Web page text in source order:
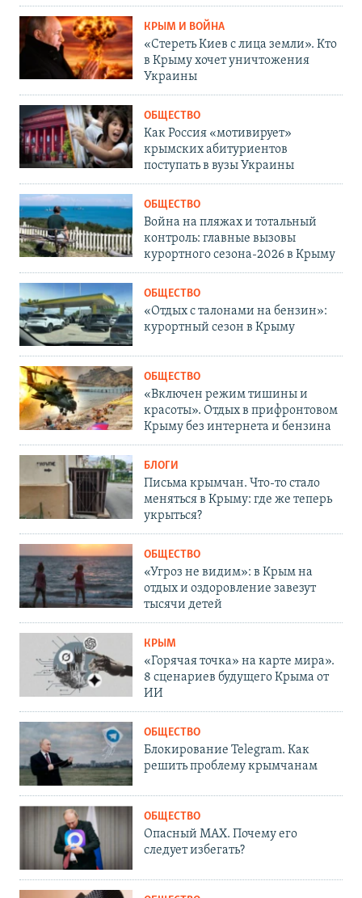
КРЫМ И ВОЙНА
«Стереть Киев с лица земли». Кто
в Крыму хочет уничтожения
Украины
ОБЩЕСТВО
Как Россия «мотивирует»
крымских абитуриентов
поступать в вузы Украины
ОБЩЕСТВО
Война на пляжах и тотальный
контроль: главные вызовы
курортного сезона-2026 в Крыму
ОБЩЕСТВО
«Отдых с талонами на бензин»:
курортный сезон в Крыму
ОБЩЕСТВО
«Включен режим тишины и
красоты». Отдых в прифронтовом
Крыму без интернета и бензина
БЛОГИ
Письма крымчан. Что-то стало
меняться в Крыму: где же теперь
укрыться?
ОБЩЕСТВО
«Угроз не видим»: в Крым на
отдых и оздоровление завезут
тысячи детей
КРЫМ
«Горячая точка» на карте мира».
8 сценариев будущего Крыма от
ИИ
ОБЩЕСТВО
Блокирование Telegram. Как
решить проблему крымчанам
ОБЩЕСТВО
Опасный MAX. Почему его
следует избегать?